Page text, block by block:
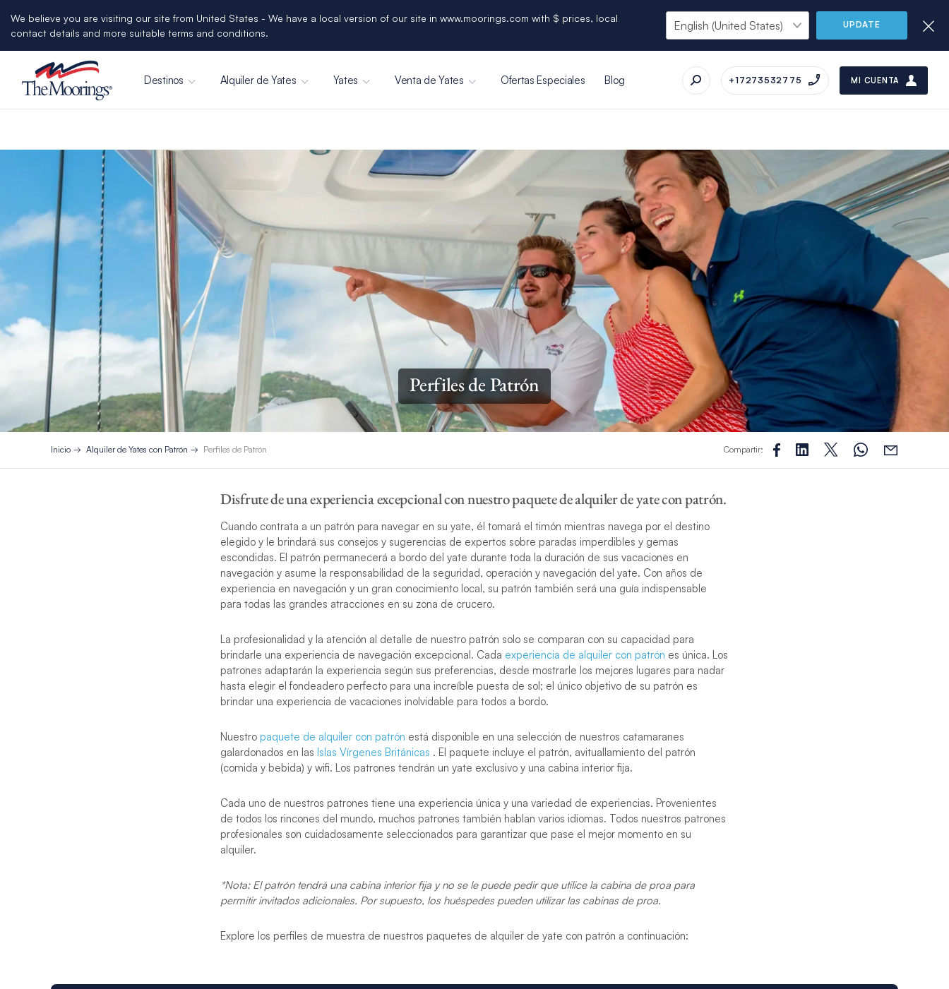
We believe you are visiting our site from United States - We have a local version of our site in www.moorings.com with $ prices, local
contact details and more suitable terms and conditions.
UPDATE
Destinos Alquiler de Yates Yates Venta de Yates Ofertas Especiales Blog +17273532775 MI CUENTA
Perfiles de Patrón
Inicio Alquiler de Yates con Patrón Perfiles de Patrón Compartir:
Disfrute de una experiencia excepcional con nuestro paquete de alquiler de yate con patrón.
Cuando contrata a un patrón para navegar en su yate, él tomará el timón mientras navega por el destino
elegido y le brindará sus consejos y sugerencias de expertos sobre paradas imperdibles y gemas
escondidas. El patrón permanecerá a bordo del yate durante toda la duración de sus vacaciones en
navegación y asume la responsabilidad de la seguridad, operación y navegación del yate. Con años de
experiencia en navegación y un gran conocimiento local, su patrón también será una guía indispensable
para todas las grandes atracciones en su zona de crucero.
La profesionalidad y la atención al detalle de nuestro patrón solo se comparan con su capacidad para
brindarle una experiencia de navegación excepcional. Cada experiencia de alquiler con patrón es única. Los
patrones adaptarán la experiencia según sus preferencias, desde mostrarle los mejores lugares para nadar
hasta elegir el fondeadero perfecto para una increíble puesta de sol; el único objetivo de su patrón es
brindar una experiencia de vacaciones inolvidable para todos a bordo.
Nuestro paquete de alquiler con patrón está disponible en una selección de nuestros catamaranes
galardonados en las Islas Vírgenes Británicas . El paquete incluye el patrón, avituallamiento del patrón
(comida y bebida) y wifi. Los patrones tendrán un yate exclusivo y una cabina interior fija.
Cada uno de nuestros patrones tiene una experiencia única y una variedad de experiencias. Provenientes
de todos los rincones del mundo, muchos patrones también hablan varios idiomas. Todos nuestros patrones
profesionales son cuidadosamente seleccionados para garantizar que pase el mejor momento en su
alquiler.
*Nota: El patrón tendrá una cabina interior fija y no se le puede pedir que utilice la cabina de proa para
permitir invitados adicionales. Por supuesto, los huéspedes pueden utilizar las cabinas de proa.
Explore los perfiles de muestra de nuestros paquetes de alquiler de yate con patrón a continuación: